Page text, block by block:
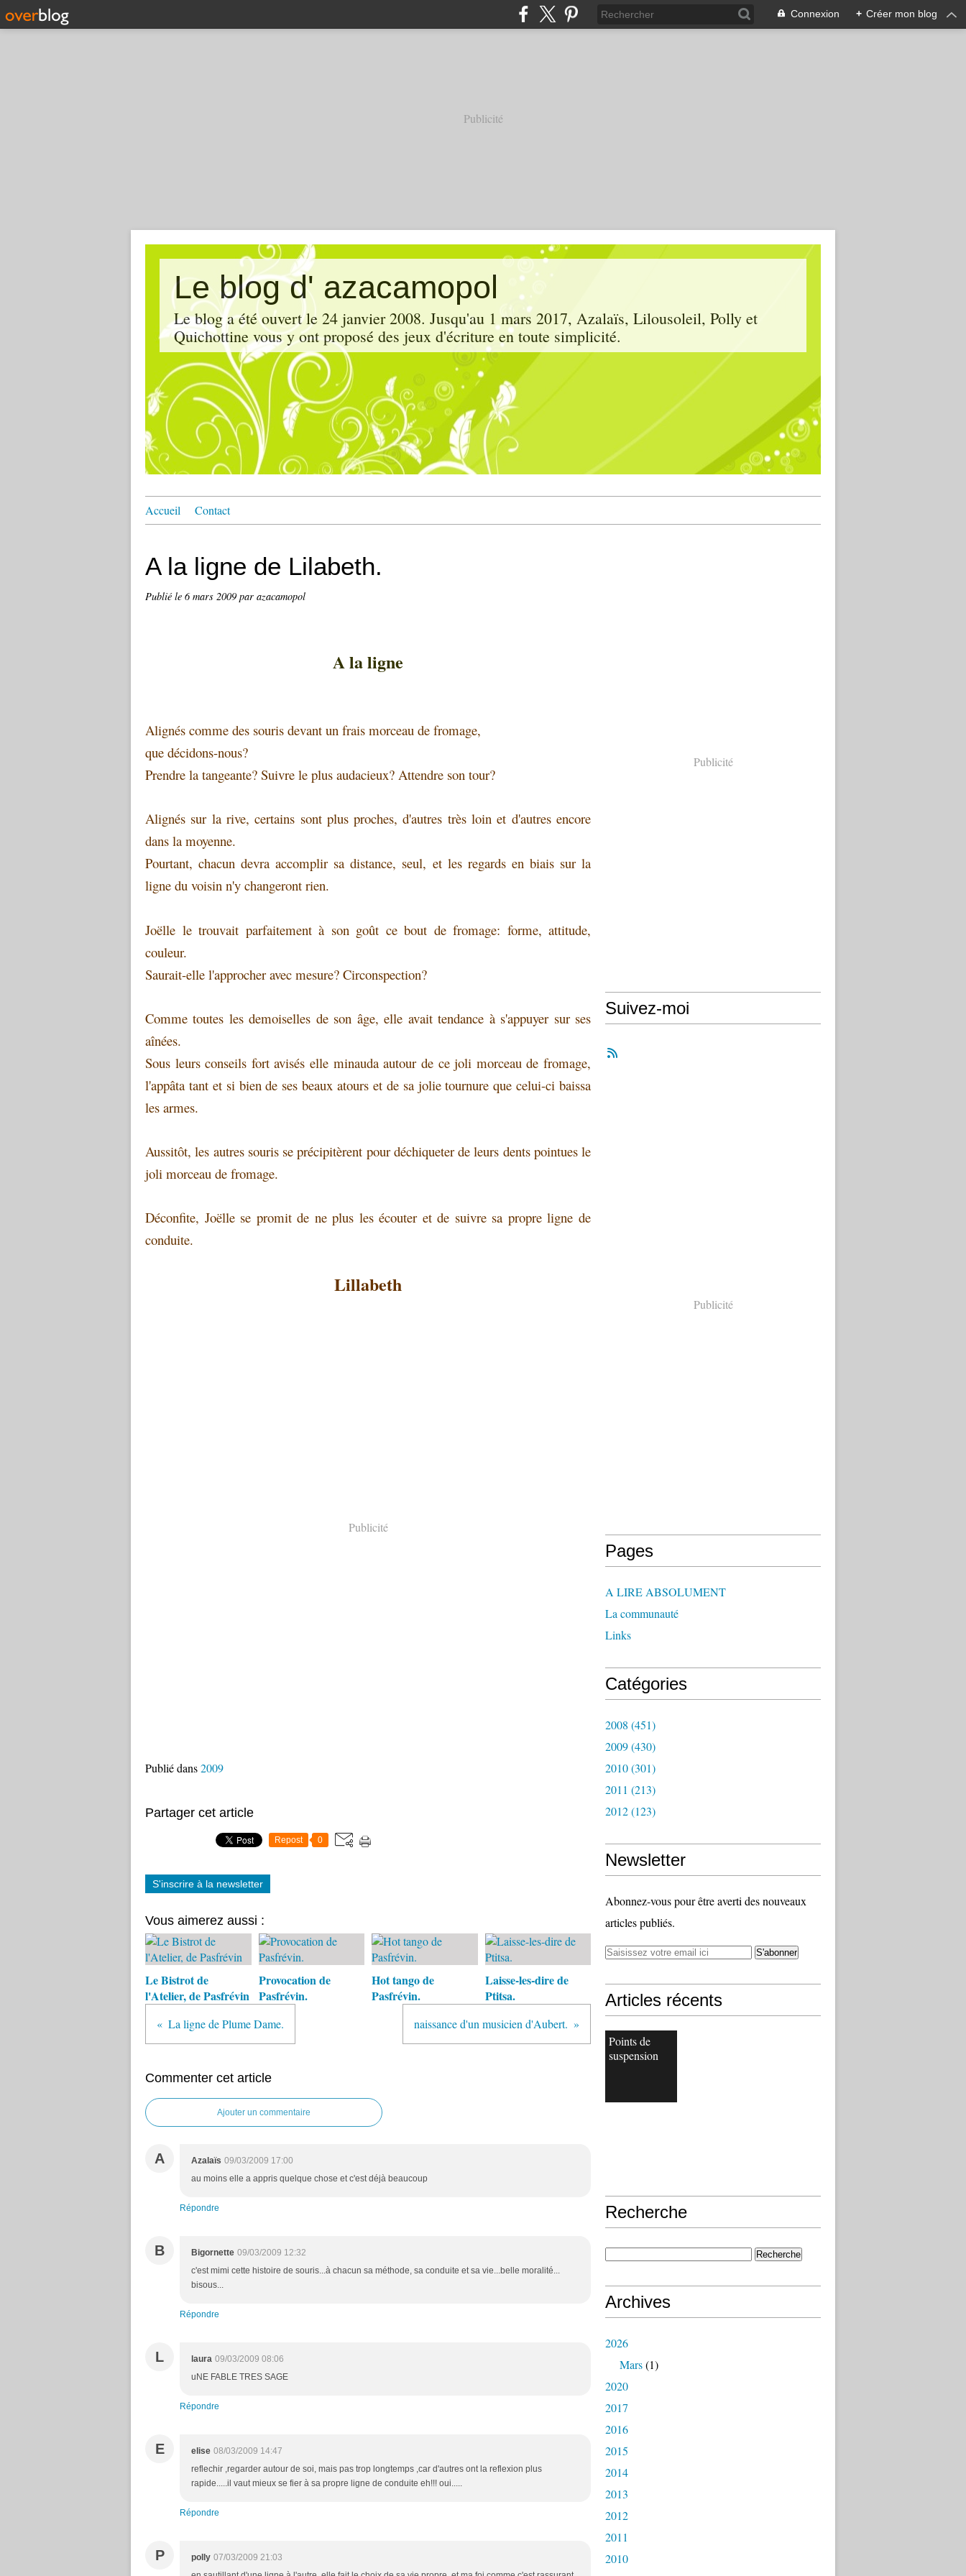
Connexion + Créer mon blog
Publicité
Le blog d' azacamopol
Le blog a été ouvert le 24 janvier 2008. Jusqu'au 1 mars 2017, Azalaïs, Lilousoleil, Polly et
Quichottine vous y ont proposé des jeux d'écriture en toute simplicité.
Accueil Contact
A la ligne de Lilabeth.
Publié le 6 mars 2009 par azacamopol
A la ligne
Alignés comme des souris devant un frais morceau de fromage,
que décidons-nous?
Prendre la tangeante? Suivre le plus audacieux? Attendre son tour?
Alignés sur la rive, certains sont plus proches, d'autres très loin et d'autres encore
dans la moyenne.
Pourtant, chacun devra accomplir sa distance, seul, et les regards en biais sur la
ligne du voisin n'y changeront rien.
Joëlle le trouvait parfaitement à son goût ce bout de fromage: forme, attitude,
couleur.
Saurait-elle l'approcher avec mesure? Circonspection?
Comme toutes les demoiselles de son âge, elle avait tendance à s'appuyer sur ses
aînées.
Sous leurs conseils fort avisés elle minauda autour de ce joli morceau de fromage,
l'appâta tant et si bien de ses beaux atours et de sa jolie tournure que celui-ci baissa
les armes.
Aussitôt, les autres souris se précipitèrent pour déchiqueter de leurs dents pointues le
joli morceau de fromage.
Déconfite, Joëlle se promit de ne plus les écouter et de suivre sa propre ligne de
conduite.
Lillabeth
Publicité
Publié dans2009
Partager cet article
Repost 0
S'inscrire à la newsletter
Vous aimerez aussi :
Le Bistrot de
l'Atelier, de Pasfrévin
Provocation de
Pasfrévin.
Hot tango de
Pasfrévin.
Laisse-les-dire de
Ptitsa.
La ligne de Plume Dame. naissance d'un musicien d'Aubert.
Commenter cet article
Ajouter un commentaire
A Azalaïs 09/03/2009 17:00
au moins elle a appris quelque chose et c'est déjà beaucoup
Répondre
B Bigornette 09/03/2009 12:32
c'est mimi cette histoire de souris...à chacun sa méthode, sa conduite et sa vie...belle moralité...
bisous...
Répondre
L laura 09/03/2009 08:06
uNE FABLE TRES SAGE
Répondre
E elise 08/03/2009 14:47
reflechir ,regarder autour de soi, mais pas trop longtemps ,car d'autres ont la reflexion plus
rapide.....il vaut mieux se fier à sa propre ligne de conduite eh!!! oui.....
Répondre
P polly 07/03/2009 21:03
Publicité
Suivez-moi
Publicité
Pages
A LIRE ABSOLUMENT
La communauté
Links
Catégories
2008 (451)
2009(430)
2010(301)
2011 (213)
2012(123)
Newsletter
Abonnez-vous pour être averti des nouveaux
articles publiés.
Articles récents
Points de
suspension
Recherche
Archives
2026
Mars(1)
2020
2017
2016
2015
2014
2013
2012
2011
2010